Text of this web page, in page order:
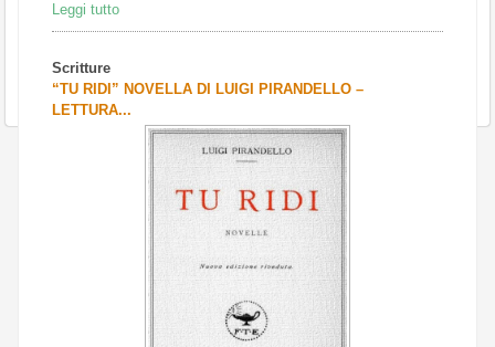
Leggi tutto
Scritture
“TU RIDI” NOVELLA DI LUIGI PIRANDELLO –
LETTURA...